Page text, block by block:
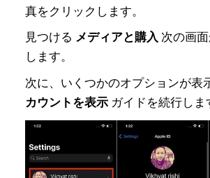
真をクリックします。
見つける メディアと購入 次の画
します。
次に、いくつかのオプションが表
カウントを表示ガイドを続行しま